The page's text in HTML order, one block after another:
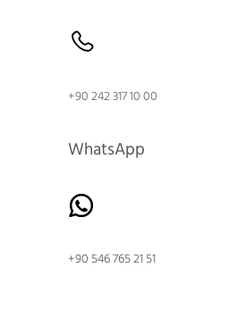
+90 242 317 10 00
WhatsApp
+90 546 765 21 51